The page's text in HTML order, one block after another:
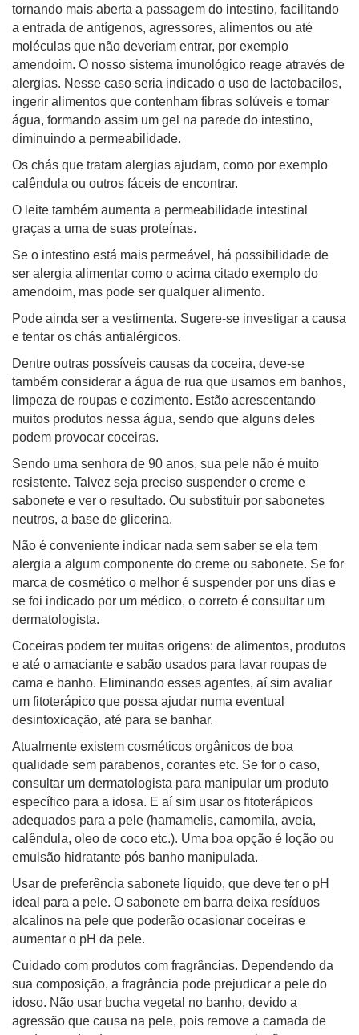
tornando mais aberta a passagem do intestino, facilitando
a entrada de antígenos, agressores, alimentos ou até
moléculas que não deveriam entrar, por exemplo
amendoim. O nosso sistema imunológico reage através de
alergias. Nesse caso seria indicado o uso de lactobacilos,
ingerir alimentos que contenham fibras solúveis e tomar
água, formando assim um gel na parede do intestino,
diminuindo a permeabilidade.
Os chás que tratam alergias ajudam, como por exemplo
calêndula ou outros fáceis de encontrar.
O leite também aumenta a permeabilidade intestinal
graças a uma de suas proteínas.
Se o intestino está mais permeável, há possibilidade de
ser alergia alimentar como o acima citado exemplo do
amendoim, mas pode ser qualquer alimento.
Pode ainda ser a vestimenta. Sugere-se investigar a causa
e tentar os chás antialérgicos.
Dentre outras possíveis causas da coceira, deve-se
também considerar a água de rua que usamos em banhos,
limpeza de roupas e cozimento. Estão acrescentando
muitos produtos nessa água, sendo que alguns deles
podem provocar coceiras.
Sendo uma senhora de 90 anos, sua pele não é muito
resistente. Talvez seja preciso suspender o creme e
sabonete e ver o resultado. Ou substituir por sabonetes
neutros, a base de glicerina.
Não é conveniente indicar nada sem saber se ela tem
alergia a algum componente do creme ou sabonete. Se for
marca de cosmético o melhor é suspender por uns dias e
se foi indicado por um médico, o correto é consultar um
dermatologista.
Coceiras podem ter muitas origens: de alimentos, produtos
e até o amaciante e sabão usados para lavar roupas de
cama e banho. Eliminando esses agentes, aí sim avaliar
um fitoterápico que possa ajudar numa eventual
desintoxicação, até para se banhar.
Atualmente existem cosméticos orgânicos de boa
qualidade sem parabenos, corantes etc. Se for o caso,
consultar um dermatologista para manipular um produto
específico para a idosa. E aí sim usar os fitoterápicos
adequados para a pele (hamamelis, camomila, aveia,
calêndula, oleo de coco etc.). Uma boa opção é loção ou
emulsão hidratante pós banho manipulada.
Usar de preferência sabonete líquido, que deve ter o pH
ideal para a pele. O sabonete em barra deixa resíduos
alcalinos na pele que poderão ocasionar coceiras e
aumentar o pH da pele.
Cuidado com produtos com fragrâncias. Dependendo da
sua composição, a fragrância pode prejudicar a pele do
idoso. Não usar bucha vegetal no banho, devido a
agressão que causa na pele, pois remove a camada de